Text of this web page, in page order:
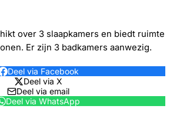
over 3 slaapkamers en biedt ruimte
Er zijn 3 badkamers aanwezig.
Deel via Facebook
Deel via X
Deel via email
Deel via WhatsApp